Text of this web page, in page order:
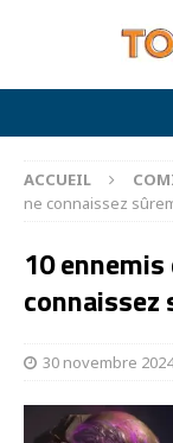
ACCUEIL
ne connaissez
10
connaissez
30 novembre 2024